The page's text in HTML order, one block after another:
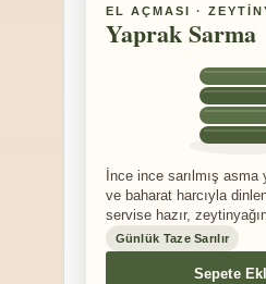
EL AÇMASI ·
Yaprak Sarma
İnce ince sarılmış asma
ve baharat harcıyla
servise hazır,
Günlük Taze Sarılır
Sepete